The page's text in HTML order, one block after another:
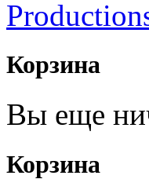
Корзина
Вы еще
Корзина